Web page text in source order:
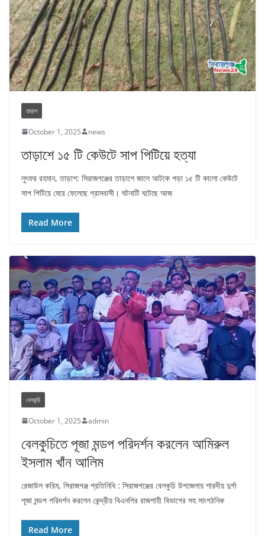
তাড়াশ
October 1, 2025 news
তাড়াশে ১৫ টি কেউটে সাপ পিটিয়ে হত্যা
লুৎফর রহমান, তাড়াশ: সিরাজগঞ্জের তাড়াশে জালে আটকে পড়া ১৫ টি কালো কেউটে
সাপ পিটিয়ে মেরে ফেলেছে গ্রামবাসী। ঘটনাটি ঘটেছে আজ
Read More
বেলকুচি
October 1, 2025 admin
বেলকুচিতে পূজা মন্ডপ পরিদর্শন করলেন আমিরুল
ইসলাম খাঁন আলিম
রেজাউল করিম, সিরাজগঞ্জ প্রতিনিধি : সিরাজগঞ্জের বেলকুচি উপজেলায় শারদীয় দুর্গা
পূজা মন্ডপ পরিদর্শন করলেন কেন্দ্রীয় বিএনপির রাজশাহী বিভাগের সহ সাংগঠনিক
Read More